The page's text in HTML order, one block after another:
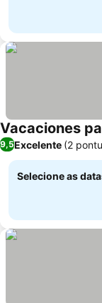
Vacaciones
9,5Excelente (2
Selecione as